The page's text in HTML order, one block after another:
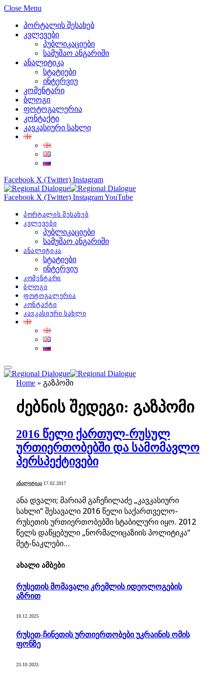
Close Menu
პორტალის შესახებ
კვლევები
პუბლიკაციები
სამუშაო ანგარიში
ანალიტიკა
სტატიები
ინტერვიუ
კომენტარი
ბლოგი
ფოტოგალერია
კონტაქტი
კავკასიური სახლი
Facebook X (Twitter) Instagram
Facebook X (Twitter) InstagramYouTube
პორტალის შესახებ
კვლევები
პუბლიკაციები
სამუშაო ანგარიში
ანალიტიკა
სტატიები
ინტერვიუ
კომენტარი
ბლოგი
ფოტოგალერია
კონტაქტი
კავკასიური სახლი
Home » გაზპომი
ძებნის შედეგი: გაზპომი
2016 წელი ქართულ-რუსულ
ურთიერთობებში და სამომავლო
პერსპექტივები
ᲐᲜᲐᲚᲘᲢᲘᲙᲐ 17.02.2017
ანა დვალი; მარიამ გაჩეჩილაძე „კავკასიური
სახლი“ შესავალი 2016 წელი საქართველო-
რუსეთის ურთიერთობებში სტაბილური იყო. 2012
წელს დაწყებული „ნორმალიცაზიის პოლიტიკა“
მეტ-ნაკლები…
ახალი ამბები
რუსეთის მომავალი კრემლის იდეოლოგების
აზრით
10.12.2025
რუსეთ-ჩინეთის ურთიერთობები უკრაინის ომის
ფონზე
23.10.2025